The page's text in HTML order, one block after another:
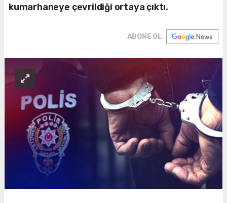
kumarhaneye çevrildiği ortaya çıktı.
ABONE OL